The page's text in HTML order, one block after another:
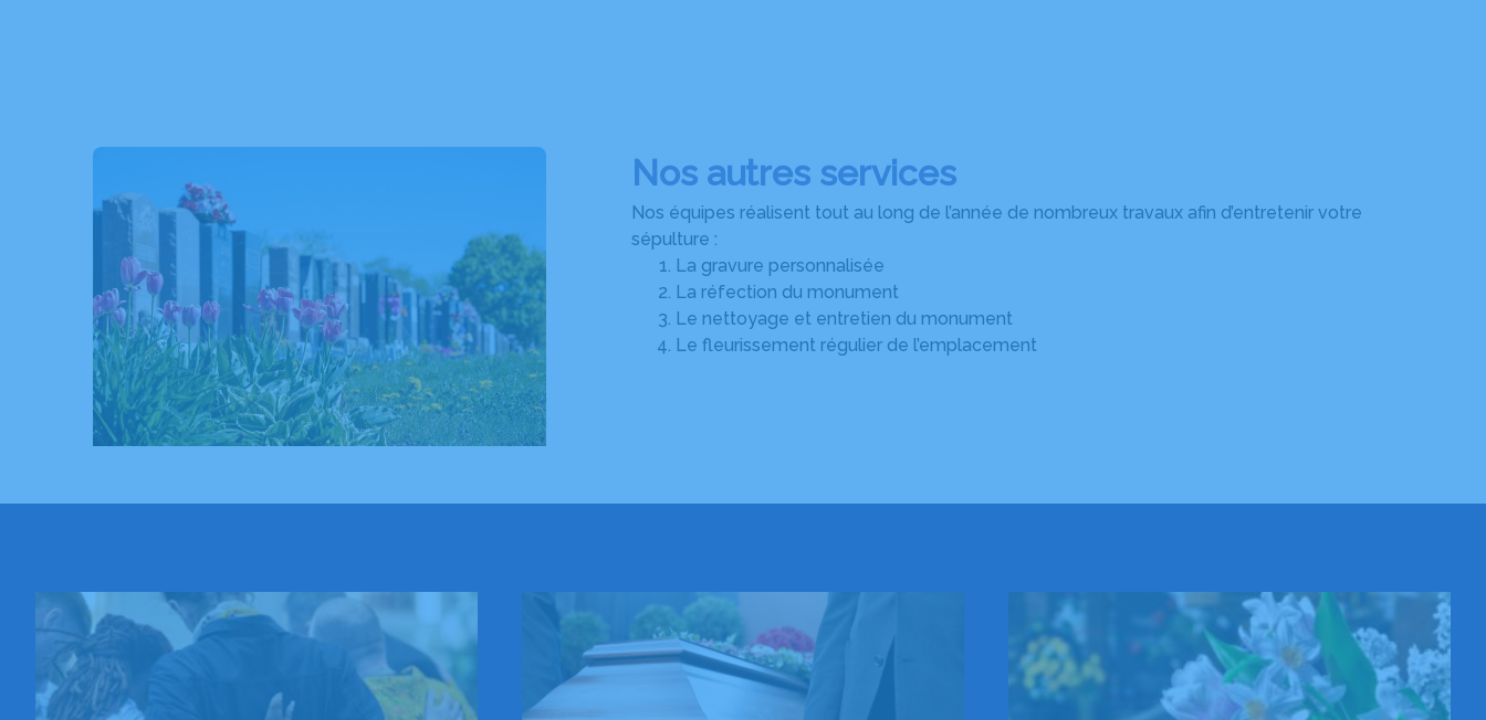
Nos autres services
Nos équipes réalisent tout au long de l’année de nombreux travaux afin d’entretenir votre
sépulture :
La gravure personnalisée
La réfection du monument
Le nettoyage et entretien du monument
Le fleurissement régulier de l’emplacement